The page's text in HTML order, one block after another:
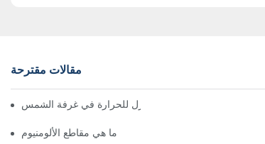
مقالات مقترحة
تجميع سريع لملف الألمنيوم العازل للحرارة في غرفة الشمس
ما هي مقاطع الألومنيوم